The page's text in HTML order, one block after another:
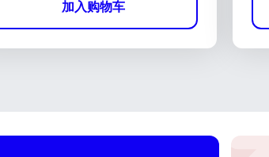
加入购物车